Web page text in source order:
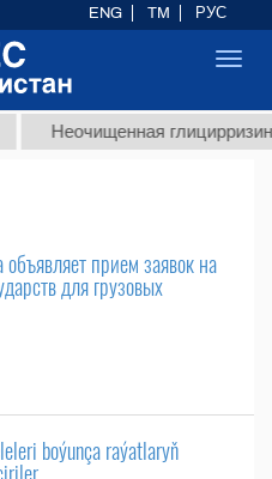
Неочищенная
прием заявок на
для грузовых
boýunça raýatlaryň
ENG TM РУС